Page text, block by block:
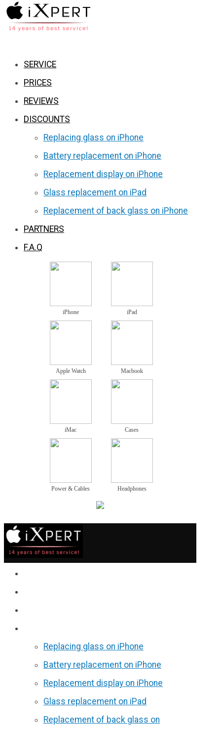
SERVICE
PRICES
REVIEWS
DISCOUNTS
Replacing glass on iPhone
Battery replacement on iPhone
Replacement display on iPhone
Glass replacement on iPad
Replacement of back glass on iPhone
PARTNERS
F.A.Q
iPhone iPad
Apple Watch Macbook
iMac Cases
Power & Cables Headphones
Replacing glass on iPhone
Battery replacement on iPhone
Replacement display on iPhone
Glass replacement on iPad
Replacement of back glass on